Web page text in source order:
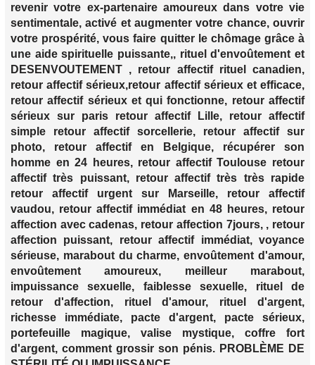
revenir votre ex-partenaire amoureux dans votre vie
sentimentale, activé et augmenter votre chance, ouvrir
votre prospérité, vous faire quitter le chômage grâce à
une aide spirituelle puissante,, rituel d'envoûtement et
DESENVOUTEMENT , retour affectif rituel canadien,
retour affectif sérieux,retour affectif sérieux et efficace,
retour affectif sérieux et qui fonctionne, retour affectif
sérieux sur paris retour affectif Lille, retour affectif
simple retour affectif sorcellerie, retour affectif sur
photo, retour affectif en Belgique, récupérer son
homme en 24 heures, retour affectif Toulouse retour
affectif très puissant, retour affectif très très rapide
retour affectif urgent sur Marseille, retour affectif
vaudou, retour affectif immédiat en 48 heures, retour
affection avec cadenas, retour affection 7jours, , retour
affection puissant, retour affectif immédiat, voyance
sérieuse, marabout du charme, envoûtement d'amour,
envoûtement amoureux, meilleur marabout,
impuissance sexuelle, faiblesse sexuelle, rituel de
retour d'affection, rituel d'amour, rituel d'argent,
richesse immédiate, pacte d'argent, pacte sérieux,
portefeuille magique, valise mystique, coffre fort
d'argent, comment grossir son pénis. PROBLÈME DE